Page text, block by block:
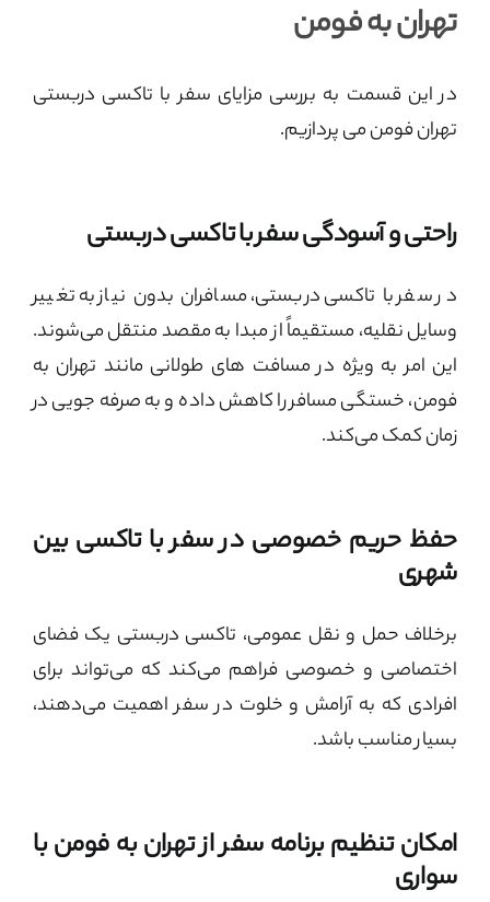
تهران به فومن
در این قسمت به بررسی مزایای سفر با تاکسی دربستی
تهران فومن می پردازیم.
راحتی و آسودگی سفر با تاکسی دربستی
در سفر با تاکسی دربستی، مسافران بدون نیاز به تغییر
وسایل نقلیه، مستقیماً از مبدا به مقصد منتقل می‌شوند.
این امر به ویژه در مسافت‌ های طولانی مانند تهران به
فومن، خستگی مسافر را کاهش داده و به صرفه‌ جویی در
زمان کمک می‌کند.
حفظ حریم خصوصی در سفر با تاکسی بین
شهری
برخلاف حمل‌ و نقل عمومی، تاکسی دربستی یک فضای
اختصاصی و خصوصی فراهم می‌کند که می‌تواند برای
افرادی که به آرامش و خلوت در سفر اهمیت می‌دهند،
بسیار مناسب باشد.
امکان تنظیم برنامه سفر از تهران به فومن با
سواری